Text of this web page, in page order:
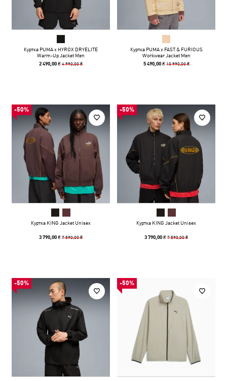
Куртка PUMA x HYROX DRYELITE
Warm-Up Jacket Men
2 490,00 ₴4 990,00 ₴
Куртка PUMA x FAST & FURIOUS
Workwear Jacket Men
5 490,00 ₴ 10 990,00 ₴
-50%
Куртка KING Jacket Unisex
3 790,00 ₴7 590,00 ₴
-50%
Куртка KING Jacket Unisex
3 790,00 ₴7 590,00 ₴
-50% -50%